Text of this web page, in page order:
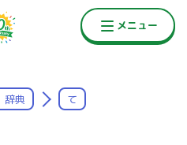
辞典 て